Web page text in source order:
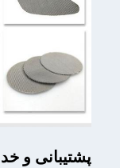
پشتیبانی و